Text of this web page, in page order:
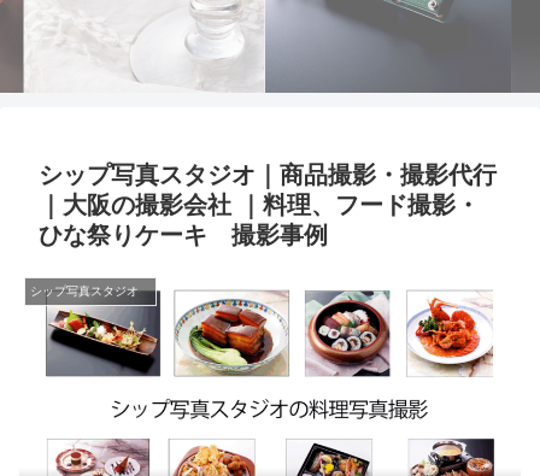
シップ写真スタジオ｜商品撮影・撮影代行
｜大阪の撮影会社 ｜料理、フード撮影・
ひな祭りケーキ 撮影事例
シップ写真スタジオ